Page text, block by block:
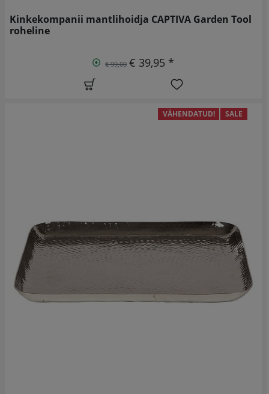
Kinkekompanii mantlihoidja CAPTIVA Garden Tool
roheline
€ 99,00 € 39,95 *
VÄHENDATUD! SALE